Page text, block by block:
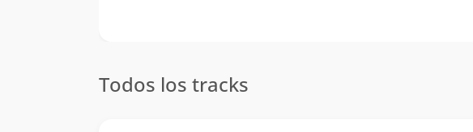
Todos los tracks